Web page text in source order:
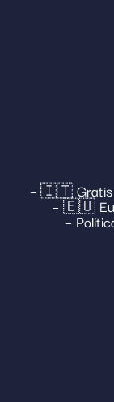
– 🇮🇹 Gratis
– 🇪🇺
–